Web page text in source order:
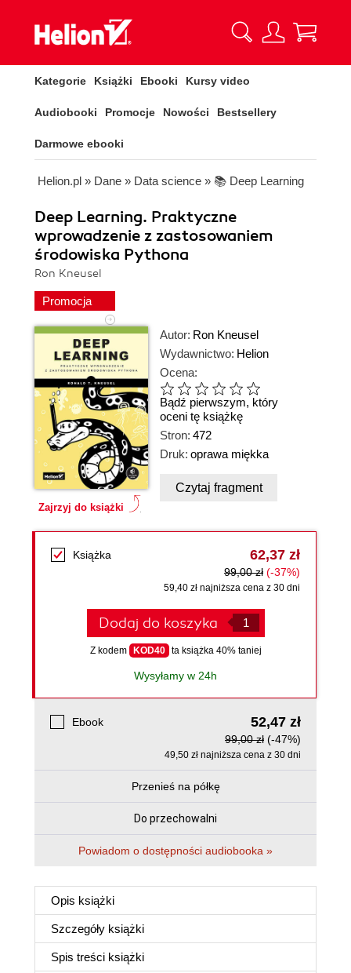
Kategorie Książki Ebooki Kursy video
Audiobooki Promocje Nowości Bestsellery
Darmowe ebooki
Helion.pl » Dane » Data science » 📚 Deep Learning
Deep Learning. Praktyczne
wprowadzenie z zastosowaniem
środowiska Pythona
Ron Kneusel
Promocja
Zajrzyj do książki
Autor: Ron Kneusel
Wydawnictwo: Helion
Ocena:
Bądź pierwszym, który
oceni tę książkę
Stron: 472
Druk: oprawa miękka
Czytaj fragment
Książka 62,37 zł
99,00 zł (-37%)
59,40 zł najniższa cena z 30 dni
Dodaj do koszyka
Z kodem KOD40 ta książka 40% taniej
Wysyłamy w 24h
Ebook 52,47 zł
99,00 zł (-47%)
49,50 zł najniższa cena z 30 dni
Przenieś na półkę
Do przechowalni
Powiadom o dostępności audiobooka »
Opis książki
Szczegóły książki
Spis treści książki